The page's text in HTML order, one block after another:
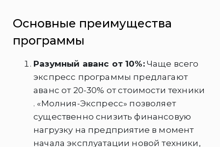
Основные преимущества
программы
Разумный аванс от 10%:Чаще всего
экспресс программы предлагают
аванс от 20-30% от стоимости техники
. «Молния-Экспресс» позволяет
существенно снизить финансовую
нагрузку на предприятие в момент
начала эксплуатации новой техники,